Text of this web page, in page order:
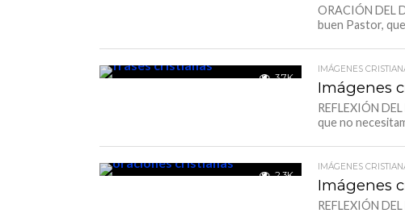
ORACIÓN DEL
buen Pastor,
3.7K
IMÁGENES
Imágenes
REFLEXIÓN
que no
2.3K
IMÁGENES
Imágenes
REFLEXIÓN